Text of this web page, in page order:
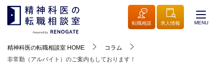
転職相談 求人情報 MENU
精神科医の転職相談室 HOME
コラム
非常勤（アルバイト）のご案内もしております！